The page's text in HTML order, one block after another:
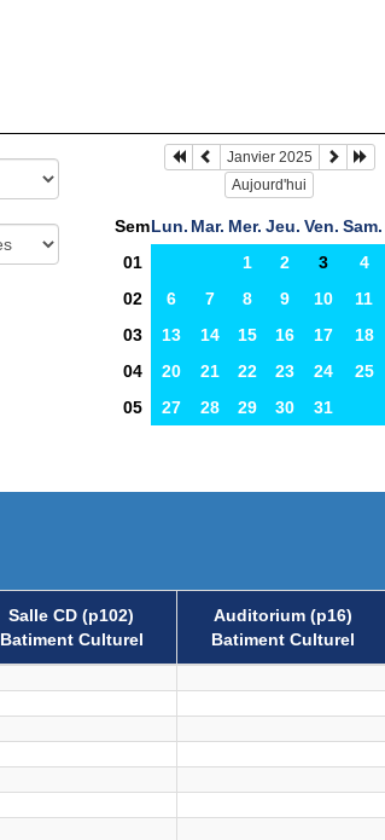
Janvier 2025
Aujourd'hui
SemLun. Mar. Mer. Jeu. Ven. Sam.
01
1 2 3 4
02
6 7 8 9 10 11
03
13 14 15 16 17 18
04
20 21 22 23 24 25
05
27 28 29 30 31
Salle CD (p102)
Batiment Culturel
Auditorium (p16)
Batiment Culturel